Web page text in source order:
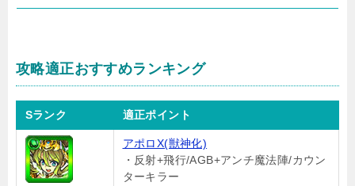
攻略適正おすすめランキング
Sランク 適正ポイント
アポロX(獣神化)
・反射+飛行/AGB+アンチ魔法陣/カウン
ターキラー